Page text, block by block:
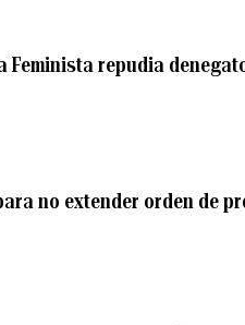
Feminista repudia
no extender orden de